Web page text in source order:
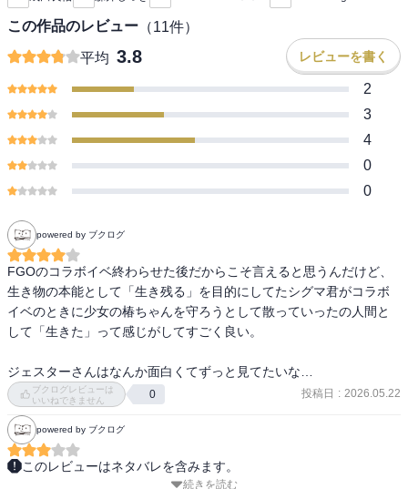
この作品のレビュー （11件）
平均 3.8 レビューを書く
2
3
4
0
0
powered by ブクログ
FGOのコラボイベ終わらせた後だからこそ言えると思うんだけど、
生き物の本能として「生き残る」を目的にしてたシグマ君がコラボ
イベのときに少女の椿ちゃんを守ろうとして散っていったの人間と
して「生きた」って感じがしてすごく良い。
ジェスターさんはなんか面白くてずっと見てたいな…
ブクログレビューは
いいねできません
0 投稿日 : 2026.05.22
powered by ブクログ
このレビューはネタバレを含みます。
続きを読む